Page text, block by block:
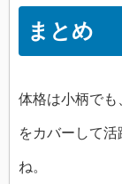
まとめ
体格は小柄でも
をカバーして
ね。